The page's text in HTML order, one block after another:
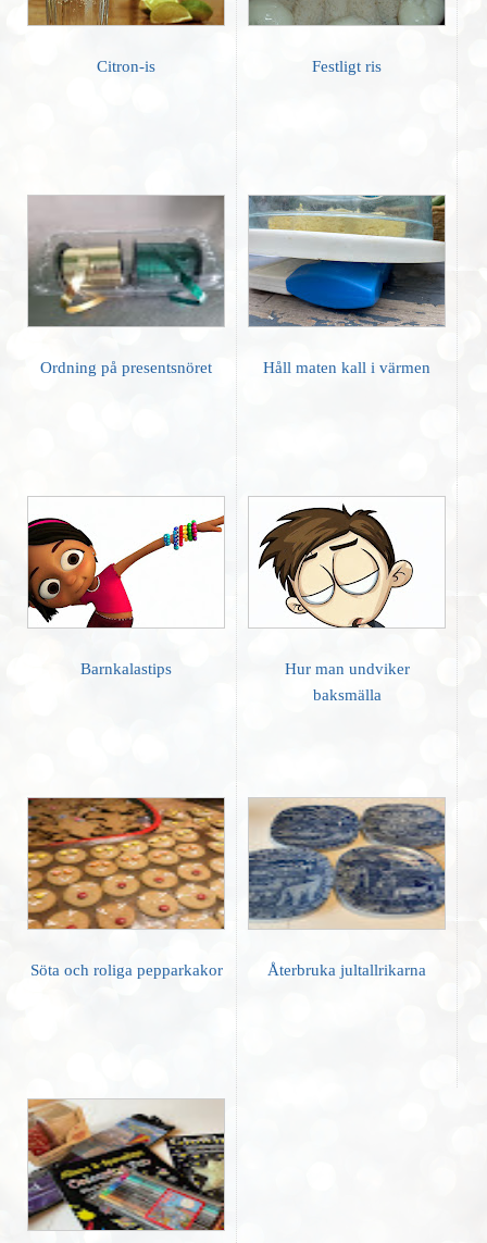
Citron-is Festligt ris
Ordning på presentsnöret Håll maten kall i värmen
Barnkalastips
Hur man undviker
baksmälla
Söta och roliga pepparkakor Återbruka jultallrikarna